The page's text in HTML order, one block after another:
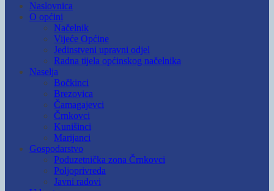
Naslovnica
O općini
Načelnik
Vijeće Općine
Jedinstveni upravni odjel
Radna tijela općinskog načelnika
Naselja
Bočkinci
Brezovica
Čamagajevci
Črnkovci
Kunišinci
Marijanci
Gospodarstvo
Poduzetnička zona Črnkovci
Poljoprivreda
Javni radovi